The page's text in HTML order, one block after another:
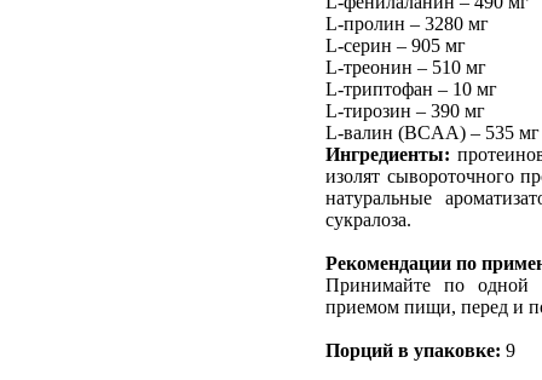
L-пролин – 3280 мг
L-серин – 905 мг
L-треонин – 510 мг
L-триптофан – 10 мг
L-тирозин – 390 мг
L-валин (BCAA) – 535 мг
Ингредиенты:
изолят сывороточного
натуральные
сукралоза.
Рекомендации по
Принимайте по одной
приемом пищи, перед и
Порций в упаковке: 9